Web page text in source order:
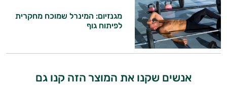
מגנזיום: המינרל שמוכח מחקרית
לפיתוח גוף
אנשים שקנו את המוצר הזה קנו גם
עובדים יחד כדי למקסם תוצאות גם בחיי היום
יום וגם בתחום הכושר והספורט.
המטרה שלי היא להתאים עבורך המלצות
אישיות מבוססות מדעית.